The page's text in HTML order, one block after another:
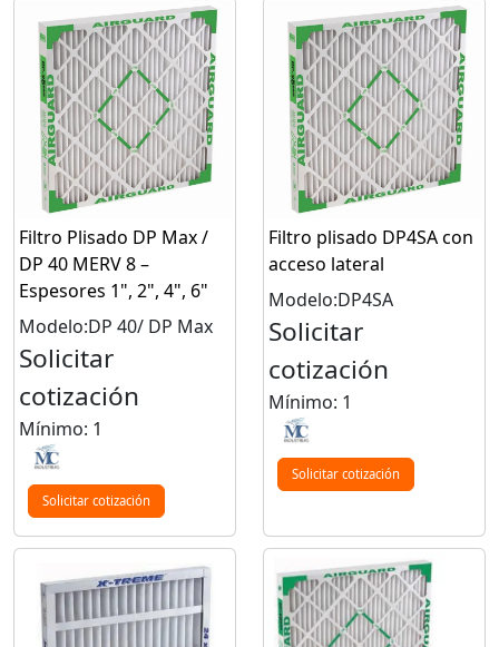
Filtro Plisado DP Max /
DP 40 MERV 8 –
Espesores 1", 2", 4", 6"
Modelo:DP 40/ DP Max
Solicitar
cotización
Mínimo: 1
Solicitar cotización
Filtro plisado DP4SA con
acceso lateral
Modelo:DP4SA
Solicitar
cotización
Mínimo: 1
Solicitar cotización